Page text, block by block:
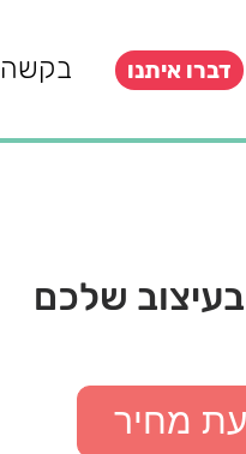
דברו איתנו בקשה
שלכם
מחיר